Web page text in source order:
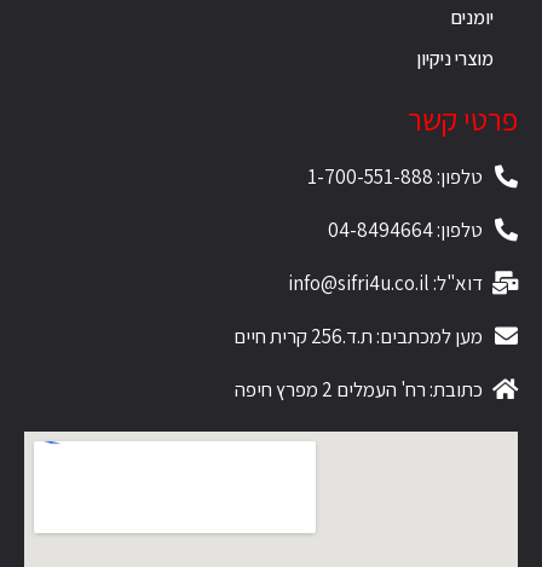
יומנים
מוצרי ניקיון
פרטי קשר
טלפון: 1-700-551-888
טלפון: 04-8494664
דוא"ל: info@sifri4u.co.il
מען למכתבים: ת.ד.256 קרית חיים
כתובת: רח' העמלים 2 מפרץ חיפה